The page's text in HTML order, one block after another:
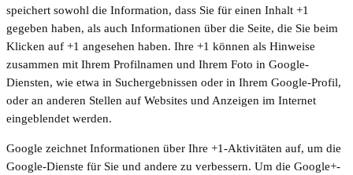
speichert sowohl die Information, dass Sie für einen Inhalt +1
gegeben haben, als auch Informationen über die Seite, die Sie beim
Klicken auf +1 angesehen haben. Ihre +1 können als Hinweise
zusammen mit Ihrem Profilnamen und Ihrem Foto in Google-
Diensten, wie etwa in Suchergebnissen oder in Ihrem Google-Profil,
oder an anderen Stellen auf Websites und Anzeigen im Internet
eingeblendet werden.
Google zeichnet Informationen über Ihre +1-Aktivitäten auf, um die
Google-Dienste für Sie und andere zu verbessern. Um die Google+-